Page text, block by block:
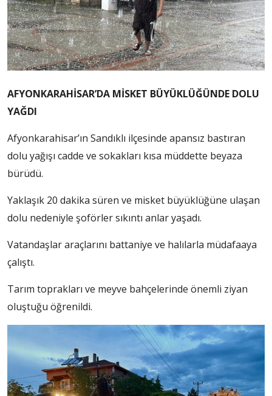
AFYONKARAHİSAR’DA MİSKET BÜYÜKLÜĞÜNDE DOLU
YAĞDI
Afyonkarahisar’ın Sandıklı ilçesinde apansız bastıran
dolu yağışı cadde ve sokakları kısa müddette beyaza
bürüdü.
Yaklaşık 20 dakika süren ve misket büyüklüğüne ulaşan
dolu nedeniyle şoförler sıkıntı anlar yaşadı.
Vatandaşlar araçlarını battaniye ve halılarla müdafaaya
çalıştı.
Tarım toprakları ve meyve bahçelerinde önemli ziyan
oluştuğu öğrenildi.